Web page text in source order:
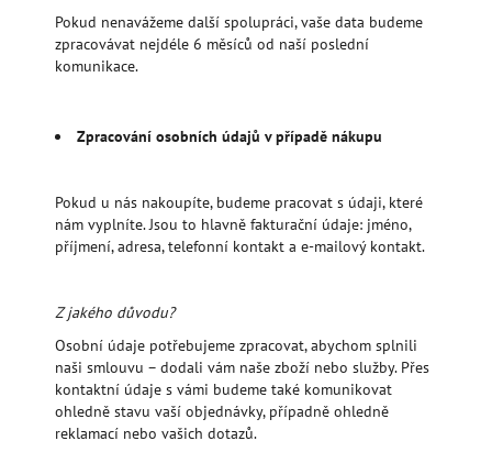
Pokud nenavážeme další spolupráci, vaše data budeme
zpracovávat nejdéle 6 měsíců od naší poslední
komunikace.
Zpracování osobních údajů v případě nákupu
Pokud u nás nakoupíte, budeme pracovat s údaji, které
nám vyplníte. Jsou to hlavně fakturační údaje: jméno,
příjmení, adresa, telefonní kontakt a e-mailový kontakt.
Z jakého důvodu?
Osobní údaje potřebujeme zpracovat, abychom splnili
naši smlouvu – dodali vám naše zboží nebo služby. Přes
kontaktní údaje s vámi budeme také komunikovat
ohledně stavu vaší objednávky, případně ohledně
reklamací nebo vašich dotazů.